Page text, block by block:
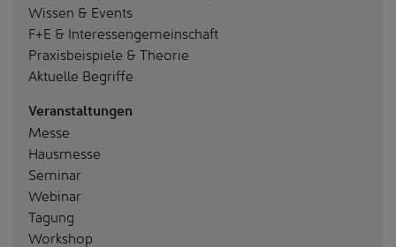
Wissen & Events
F+E & Interessengemeinschaft
Praxisbeispiele & Theorie
Aktuelle Begriffe
Veranstaltungen
Messe
Hausmesse
Seminar
Webinar
Tagung
Workshop